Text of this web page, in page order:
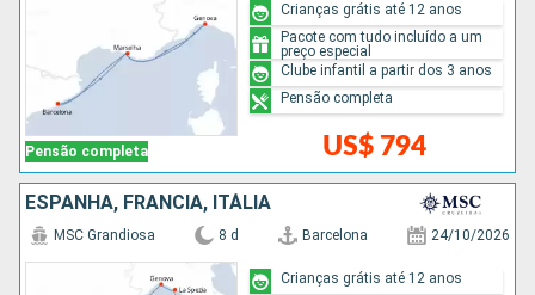
Pensão completa US$ 794
Crianças grátis até 12 anos
Pacote com tudo incluído a um
preço especial
Clube infantil a partir dos 3 anos
Pensão completa
ESPANHA, FRANCIA, ITÁLIA
MSC Grandiosa 8 d Barcelona 24/10/2026
Crianças grátis até 12 anos